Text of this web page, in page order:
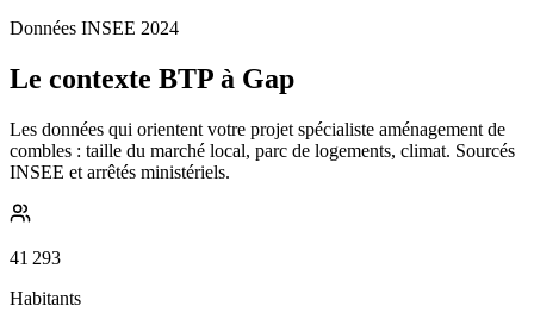
Données INSEE 2024
Le contexte BTP à Gap
Les données qui orientent votre projet spécialiste aménagement de
combles : taille du marché local, parc de logements, climat. Sourcés
INSEE et arrêtés ministériels.
41 293
Habitants